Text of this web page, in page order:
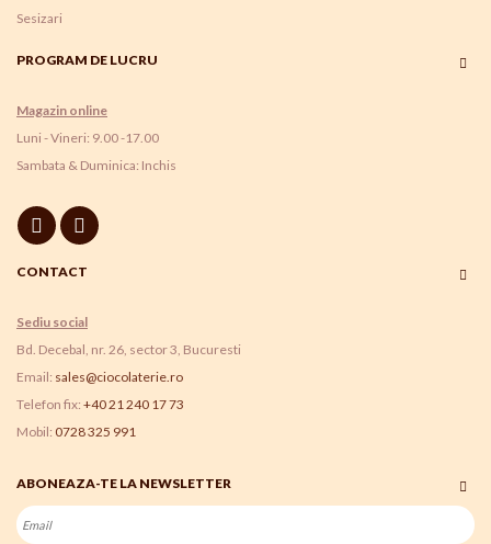
Sesizari
PROGRAM DE LUCRU
Magazin online
Luni - Vineri: 9.00 -17.00
Sambata & Duminica: Inchis
CONTACT
Sediu social
Bd. Decebal, nr. 26, sector 3, Bucuresti
Email: sales@ciocolaterie.ro
Telefon fix: +40 21 240 17 73
Mobil: 0728 325 991
ABONEAZA-TE LA NEWSLETTER